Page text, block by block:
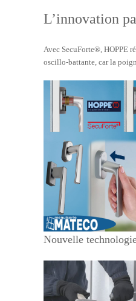
L’innovation
Avec SecuForte®, HOPPE
oscillo-battante, car la
Nouvelle